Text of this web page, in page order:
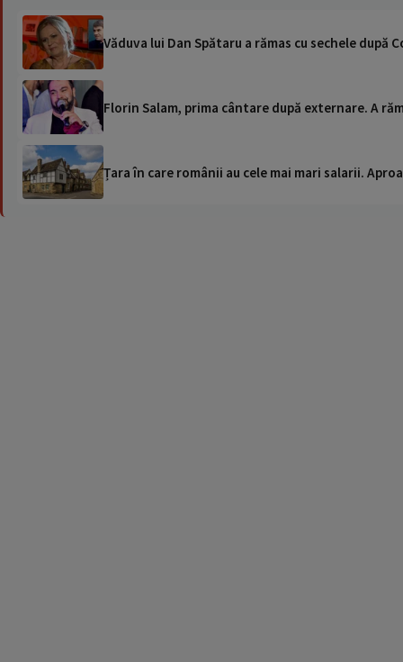
Văduva lui Dan Spătaru a rămas cu sechele după
Florin Salam, prima cântare după externare. A
Țara în care românii au cele mai mari salarii.